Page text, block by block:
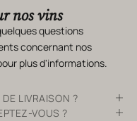
nos vins
questions
concernant nos
plus d'informations.
LIVRAISON ?
VOUS ?